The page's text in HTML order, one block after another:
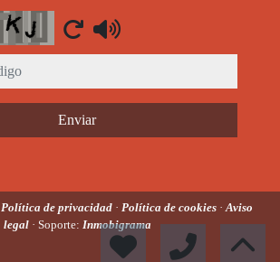
Enviar
Política de privacidad · Política de cookies ·Aviso
legal · Soporte: Inmobigrama